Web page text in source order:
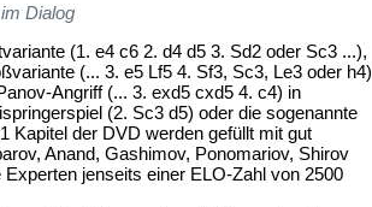
Dialog
(1. e4 c6 2. d4 d5 3. Sd2 oder Sc3 ...),
(... 3. e5 Lf5 4. Sf3, Sc3, Le3 oder h4)
Angriff (... 3. exd5 cxd5 4. c4) in
(2. Sc3 d5) oder die sogenannte
Kapitel der DVD werden gefüllt mit gut
Anand, Gashimov, Ponomariov, Shirov
jenseits einer ELO-Zahl von 2500